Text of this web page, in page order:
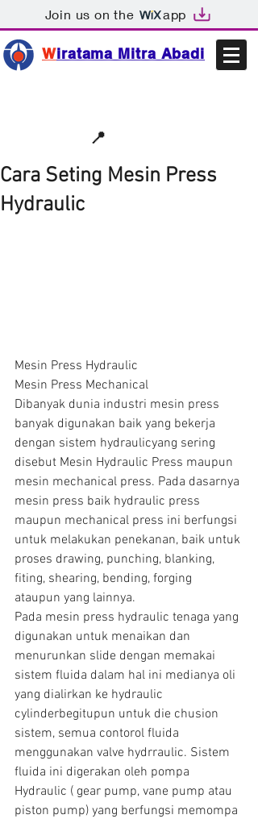
Join us on the app
Wiratama Mitra Abadi
📍
Cara Seting Mesin Press
Hydraulic
Mesin Press Hydraulic
Mesin Press Mechanical
Dibanyak dunia industri mesin press
banyak digunakan baik yang bekerja
dengan sistem hydraulicyang sering
disebut Mesin Hydraulic Press maupun
mesin mechanical press. Pada dasarnya
mesin press baik hydraulic press
maupun mechanical press ini berfungsi
untuk melakukan penekanan, baik untuk
proses drawing, punching, blanking,
fiting, shearing, bending, forging
ataupun yang lainnya.
Pada mesin press hydraulic tenaga yang
digunakan untuk menaikan dan
menurunkan slide dengan memakai
sistem fluida dalam hal ini medianya oli
yang dialirkan ke hydraulic
cylinderbegitupun untuk die chusion
sistem, semua contorol fluida
menggunakan valve hydrraulic. Sistem
fluida ini digerakan oleh pompa
Hydraulic ( gear pump, vane pump atau
piston pump) yang berfungsi memompa